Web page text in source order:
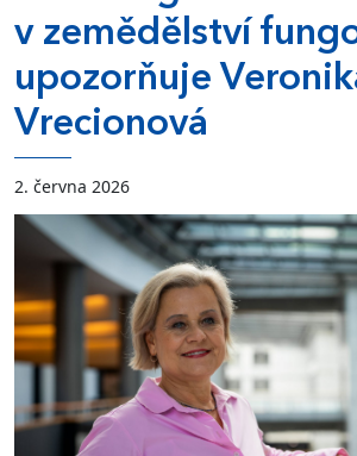
v zemědělství
upozorňuje
Vrecionová
2. června 2026